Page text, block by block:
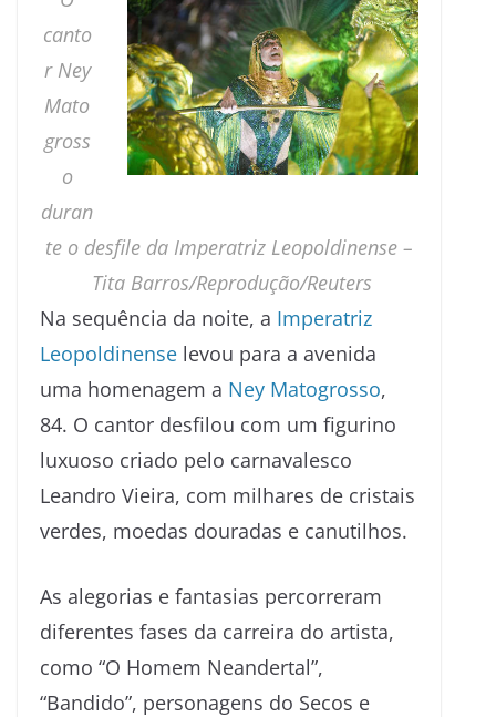
canto
r Ney
Mato
gross
o
duran
te o desfile da Imperatriz Leopoldinense –
Tita Barros/Reprodução/Reuters
Na sequência da noite, a Imperatriz
Leopoldinense levou para a avenida
uma homenagem a Ney Matogrosso,
84. O cantor desfilou com um figurino
luxuoso criado pelo carnavalesco
Leandro Vieira, com milhares de cristais
verdes, moedas douradas e canutilhos.
As alegorias e fantasias percorreram
diferentes fases da carreira do artista,
como “O Homem Neandertal”,
“Bandido”, personagens do Secos e